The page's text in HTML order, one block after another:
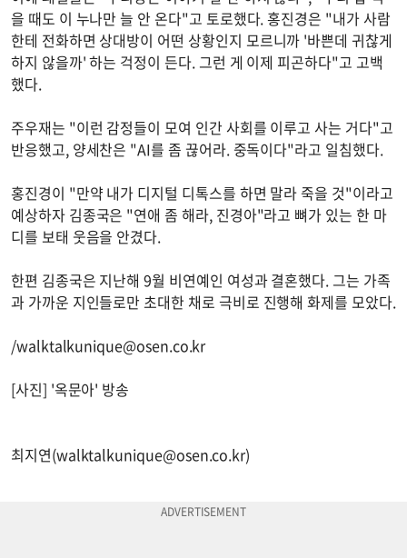
을 때도 이 누나만 늘 안 온다"고 토로했다. 홍진경은 "내가 사람
한테 전화하면 상대방이 어떤 상황인지 모르니까 '바쁜데 귀찮게
하지 않을까' 하는 걱정이 든다. 그런 게 이제 피곤하다"고 고백
했다.
주우재는 "이런 감정들이 모여 인간 사회를 이루고 사는 거다"고
반응했고, 양세찬은 "AI를 좀 끊어라. 중독이다"라고 일침했다.
홍진경이 "만약 내가 디지털 디톡스를 하면 말라 죽을 것"이라고
예상하자 김종국은 "연애 좀 해라, 진경아"라고 뼈가 있는 한 마
디를 보태 웃음을 안겼다.
한편 김종국은 지난해 9월 비연예인 여성과 결혼했다. 그는 가족
과 가까운 지인들로만 초대한 채로 극비로 진행해 화제를 모았다.
/walktalkunique@osen.co.kr
[사진] '옥문아' 방송
최지연(walktalkunique@osen.co.kr)